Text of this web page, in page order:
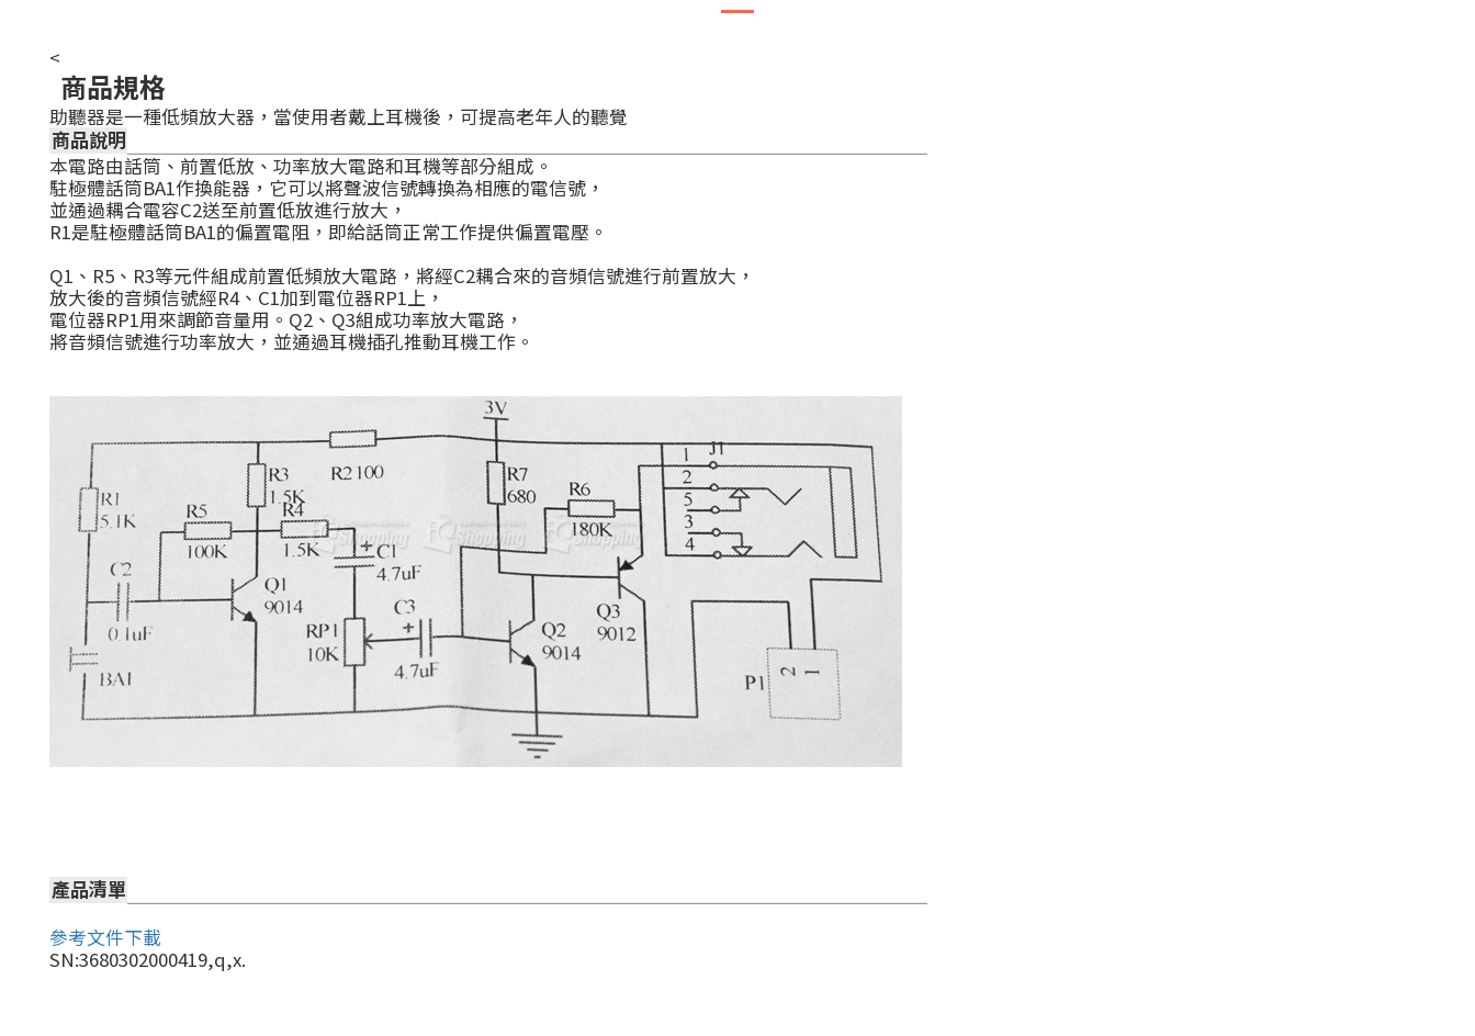
<
商品規格
助聽器是一種低頻放大器，當使用者戴上耳機後，可提高老年人的聽覺
商品說明
本電路由話筒、前置低放、功率放大電路和耳機等部分組成。
駐極體話筒BA1作換能器，它可以將聲波信號轉換為相應的電信號，
並通過耦合電容C2送至前置低放進行放大，
R1是駐極體話筒BA1的偏置電阻，即給話筒正常工作提供偏置電壓。
Q1、R5、R3等元件組成前置低頻放大電路，將經C2耦合來的音頻信號進行前置放大，
放大後的音頻信號經R4、C1加到電位器RP1上，
電位器RP1用來調節音量用。Q2、Q3組成功率放大電路，
將音頻信號進行功率放大，並通過耳機插孔推動耳機工作。
產品清單
參考文件下載
SN:3680302000419,q,x.